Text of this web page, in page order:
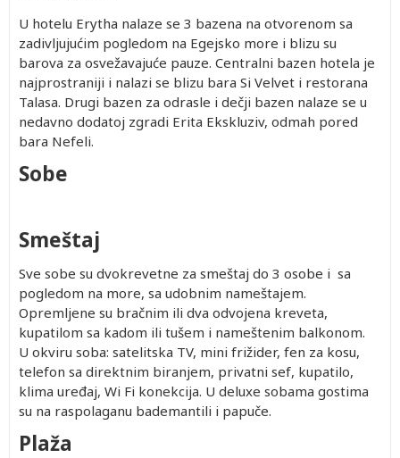
U hotelu Erytha nalaze se 3 bazena na otvorenom sa
zadivljujućim pogledom na Egejsko more i blizu su
barova za osvežavajuće pauze. Centralni bazen hotela je
najprostraniji i nalazi se blizu bara Si Velvet i restorana
Talasa. Drugi bazen za odrasle i dečji bazen nalaze se u
nedavno dodatoj zgradi Erita Ekskluziv, odmah pored
bara Nefeli.
Sobe
Smeštaj
Sve sobe su dvokrevetne za smeštaj do 3 osobe i sa
pogledom na more, sa udobnim nameštajem.
Opremljene su bračnim ili dva odvojena kreveta,
kupatilom sa kadom ili tušem i nameštenim balkonom.
U okviru soba: satelitska TV, mini frižider, fen za kosu,
telefon sa direktnim biranjem, privatni sef, kupatilo,
klima uređaj, Wi Fi konekcija. U deluxe sobama gostima
su na raspolaganu bademantili i papuče.
Plaža